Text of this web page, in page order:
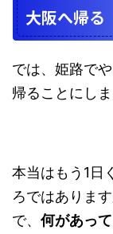
大阪へ帰る
では、姫路で
帰ることにしま
本当はもう1日
ろではありま
で、 何があっ